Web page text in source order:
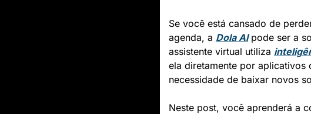
Se você está cansado de
agenda, a Dola AI pode ser a
assistente virtual utiliza
ela diretamente por aplicativos
necessidade de baixar novos
Neste post, você aprenderá a